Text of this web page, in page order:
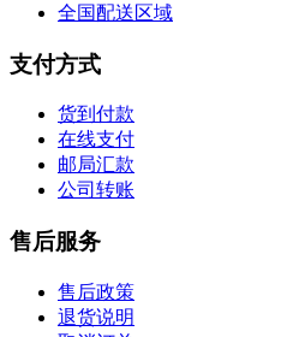
全国配送区域
支付方式
货到付款
在线支付
邮局汇款
公司转账
售后服务
售后政策
退货说明